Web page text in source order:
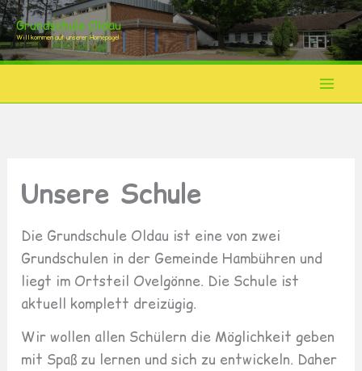
Zum
Inhalt
springen
Grundschule Oldau
Willkommen auf unserer Homepage!
Unsere Schule
Die Grundschule Oldau ist eine von zwei
Grundschulen in der Gemeinde Hambühren und
liegt im Ortsteil Ovelgönne. Die Schule ist
aktuell komplett dreizügig.
Wir wollen allen Schülern die Möglichkeit geben
mit Spaß zu lernen und sich zu entwickeln. Daher